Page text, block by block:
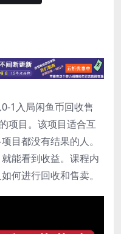
1入局闲鱼币回收售
项目。该项目适合互
目都没有结果的人。
能看到收益。课程内
何进行回收和售卖。